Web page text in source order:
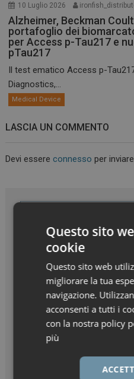
10 Luglio 2026
Alzheimer, Beckman
portafoglio dei
per Access p-Tau217 e
pTau217
Il test ematico Access p-
Diagnostics,...
Medical Device
LASCIA UN COMMENTO
Devi essereconnesso per
Questo sito
cookie
Questo sito web
migliorare la tua
navigazione.
acconsenti a tutti i
con la nostra policy
più